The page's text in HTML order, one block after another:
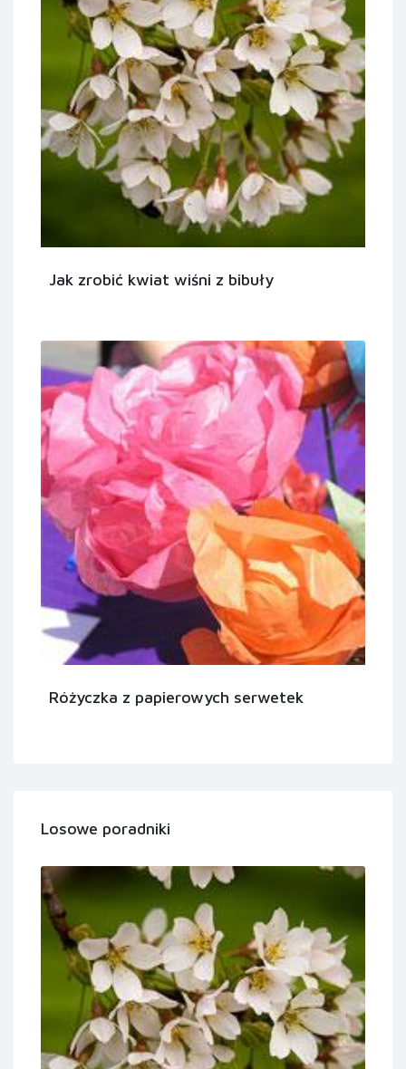
Jak zrobić kwiat wiśni z bibuły
Różyczka z papierowych serwetek
Losowe poradniki